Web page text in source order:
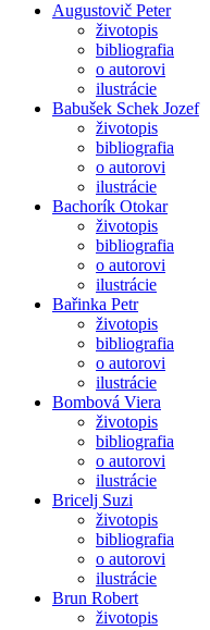
Augustovič Peter
životopis
bibliografia
o autorovi
ilustrácie
Babušek Schek Jozef
životopis
bibliografia
o autorovi
ilustrácie
Bachorík Otokar
životopis
bibliografia
o autorovi
ilustrácie
Bařinka Petr
životopis
bibliografia
o autorovi
ilustrácie
Bombová Viera
životopis
bibliografia
o autorovi
ilustrácie
Bricelj Suzi
životopis
bibliografia
o autorovi
ilustrácie
Brun Robert
životopis